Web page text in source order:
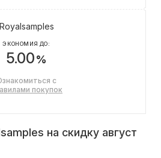
Royalsamples
ЭКОНОМИЯ ДО:
5.00%
с
покупок
на скидку август